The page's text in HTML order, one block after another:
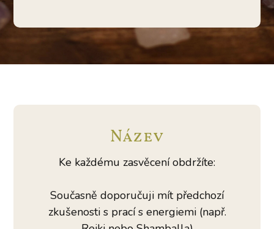
Název
Ke každému zasvěcení obdržíte:
Současně doporučuji mít předchozí
zkušenosti s prací s energiemi (např.